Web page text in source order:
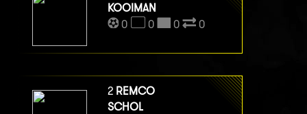
KOOIMAN
0
0 0 0
2 REMCO
SCHOL